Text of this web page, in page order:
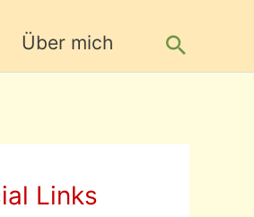
Über mich
Links